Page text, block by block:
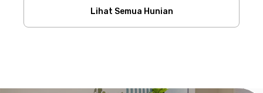
Lihat Semua Hunian